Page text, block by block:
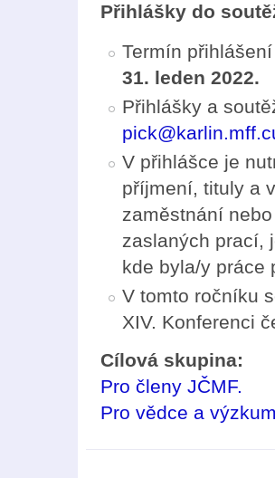
Přihlášky do
Termín
31. leden 2022.
Přihlášky a
V přihlášce je
příjmení, tituly a
zaměstnání
zaslaných prací,
kde byla/y práce
V tomto ročníku
XIV. Konferenci
Cílová skupina:
Pro členy JČMF.
Pro vědce a